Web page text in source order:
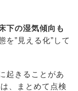
下の湿気傾向も
を”見える化”して
起きることがあ
、まとめて点検